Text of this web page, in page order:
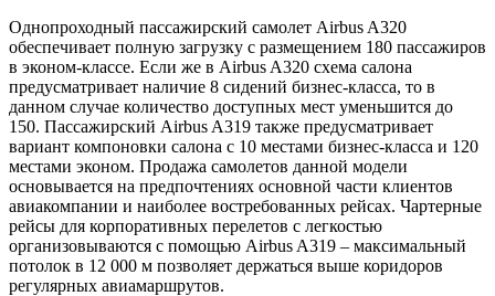
Однопроходный пассажирский самолет Airbus A320
обеспечивает полную загрузку с размещением 180 пассажиров
в эконом-классе. Если же в Airbus A320 схема салона
предусматривает наличие 8 сидений бизнес-класса, то в
данном случае количество доступных мест уменьшится до
150. Пассажирский Airbus A319 также предусматривает
вариант компоновки салона с 10 местами бизнес-класса и 120
местами эконом. Продажа самолетов данной модели
основывается на предпочтениях основной части клиентов
авиакомпании и наиболее востребованных рейсах. Чартерные
рейсы для корпоративных перелетов с легкостью
организовываются с помощью Airbus A319 – максимальный
потолок в 12 000 м позволяет держаться выше коридоров
регулярных авиамаршрутов.